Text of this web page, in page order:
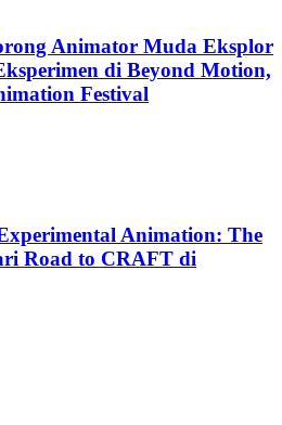
Animator Muda Eksplor
di Beyond Motion,
Festival
Animation: The
Road to CRAFT di